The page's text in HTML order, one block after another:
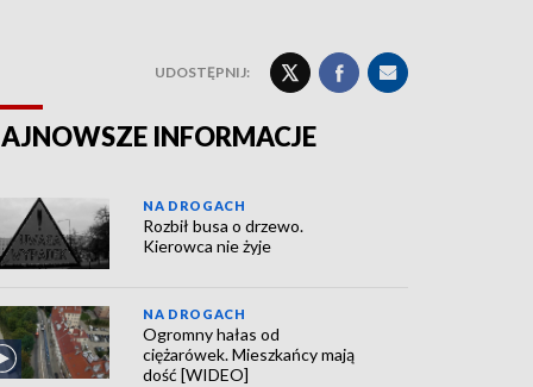
UDOSTĘPNIJ:
INFORMACJE
NA DROGACH
Rozbił busa o drzewo.
Kierowca nie żyje
NA DROGACH
Ogromny hałas od
ciężarówek. Mieszkańcy mają
dość [WIDEO]